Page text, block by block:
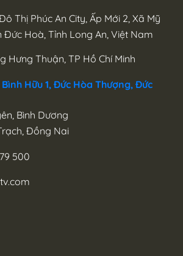
Thị Phúc An City, Ấp Mới 2, Xã Mỹ
Đức Hoà, Tỉnh Long An, Việt Nam
Hưng Thuận, TP Hồ Chí Minh
Hữu 1, Đức Hòa Thượng, Đức
Bình Dương
Đồng Nai
500